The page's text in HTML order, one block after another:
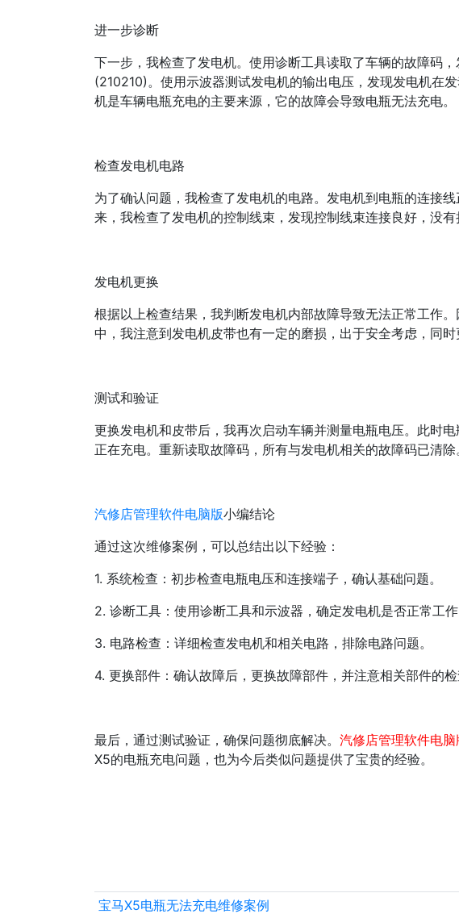
进一步诊断
下一步，我检查了发电机。使用诊断工具读取了车辆的故障码
(210210)。使用示波器测试发电机的输出电压，发现发电机在
机是车辆电瓶充电的主要来源，它的故障会导致电瓶无法充电。
检查发电机电路
为了确认问题，我检查了发电机的电路。发电机到电瓶的连接
来，我检查了发电机的控制线束，发现控制线束连接良好，没有
发电机更换
根据以上检查结果，我判断发电机内部故障导致无法正常工作
中，我注意到发电机皮带也有一定的磨损，出于安全考虑，同时
测试和验证
更换发电机和皮带后，我再次启动车辆并测量电瓶电压。此时
正在充电。重新读取故障码，所有与发电机相关的故障码已清除
汽修店管理软件电脑版小编结论
通过这次维修案例，可以总结出以下经验：
1. 系统检查：初步检查电瓶电压和连接端子，确认基础问题。
2. 诊断工具：使用诊断工具和示波器，确定发电机是否正常工作
3. 电路检查：详细检查发电机和相关电路，排除电路问题。
4. 更换部件：确认故障后，更换故障部件，并注意相关部件的检
最后，通过测试验证，确保问题彻底解决。 汽修店管理软件电脑
X5的电瓶充电问题，也为今后类似问题提供了宝贵的经验。
宝马X5电瓶无法充电维修案例